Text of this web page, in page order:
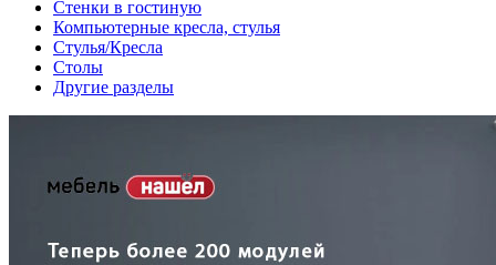
Стенки в гостиную
Компьютерные кресла, стулья
Стулья/Кресла
Столы
Другие разделы